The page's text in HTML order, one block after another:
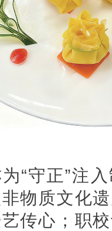
“守正”注
物质文化
传心；职